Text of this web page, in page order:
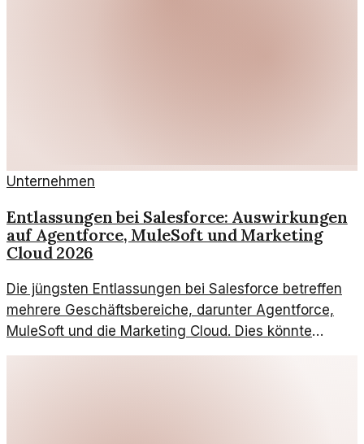
Unternehmen
Entlassungen bei Salesforce: Auswirkungen
auf Agentforce, MuleSoft und Marketing
Cloud 2026
Die jüngsten Entlassungen bei Salesforce betreffen
mehrere Geschäftsbereiche, darunter Agentforce,
MuleSoft und die Marketing Cloud. Dies könnte
weitreichende Folgen für die Branche haben.